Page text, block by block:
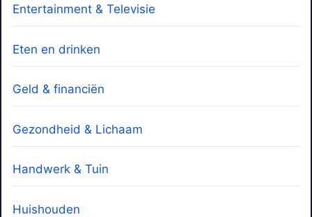
Entertainment & Televisie
Eten en drinken
Geld & financiën
Gezondheid & Lichaam
Handwerk & Tuin
Huishouden